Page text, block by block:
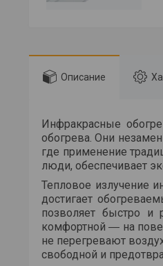
Описание
Инфракрасные
обогрева. Они
где применение
люди, обеспечивает
Тепловое излучение
достигает
позволяет быстро и
комфортной ― на
не перегревают
свободной и